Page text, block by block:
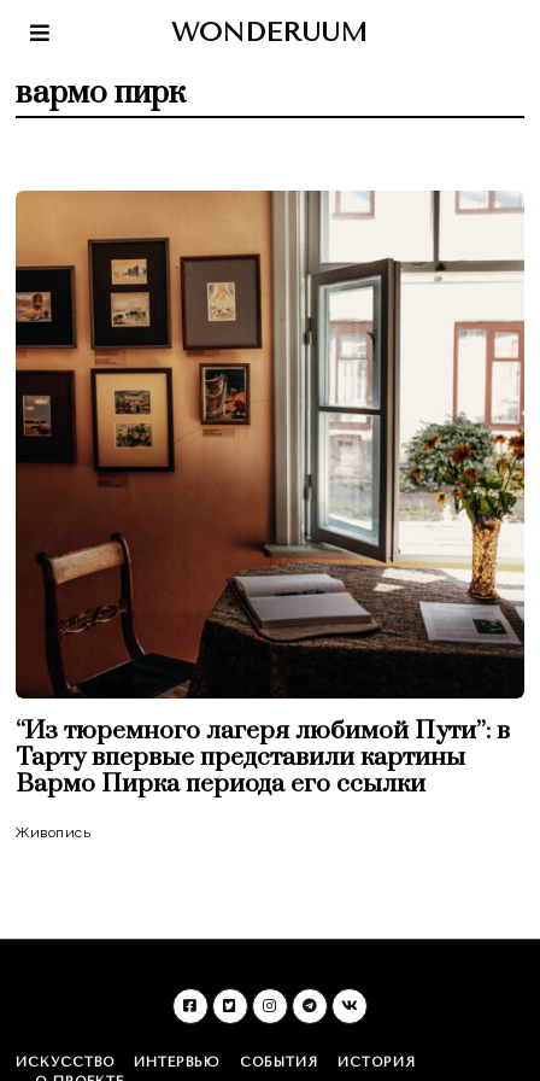
WONDERUUM
вармо пирк
“Из тюремного лагеря любимой Пути”: в
Тарту впервые представили картины
Вармо Пирка периода его ссылки
Живопись
ИСКУССТВО ИНТЕРВЬЮ СОБЫТИЯ
ИСТОРИЯ